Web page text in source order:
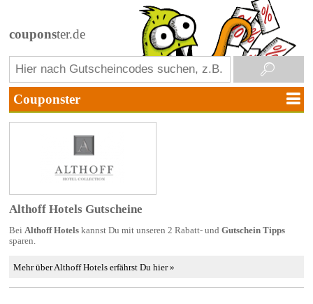
couponster.de
Althoff Hotels Gutscheine
Bei Althoff Hotelskannst Du mit unseren 2 Rabatt- und Gutschein Tipps
sparen.
Mehr über Althoff Hotels erfährst Du hier »